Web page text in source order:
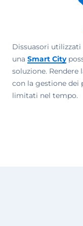
Dissuasori
una Smart City
soluzione.
con la gestione dei
limitati nel tempo.